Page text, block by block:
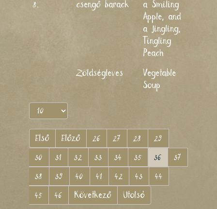
8.
csengő barack
a Smiling
Apple, and
a Jingling,
Tingling
Peach
Zöldségleves
Vegetable
Soup
Első Előző 26 27 28 29
30 31 32 33 34 35 36 37
38 39 40 41 42 43 44
45 46 Következő Utolsó